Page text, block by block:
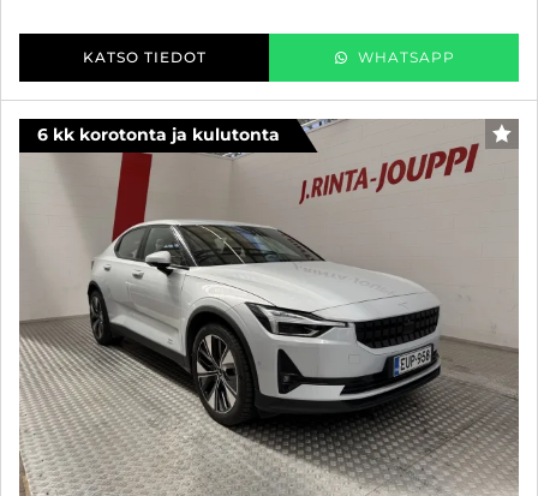
KATSO TIEDOT WHATSAPP
6 kk korotonta ja kulutonta